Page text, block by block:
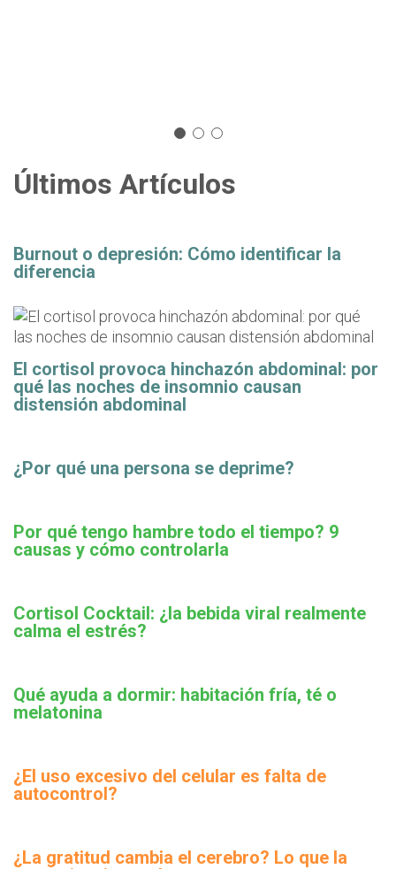
Últimos Artículos
Burnout o depresión: Cómo identificar la
diferencia
El cortisol provoca hinchazón abdominal: por
qué las noches de insomnio causan
distensión abdominal
¿Por qué una persona se deprime?
Por qué tengo hambre todo el tiempo? 9
causas y cómo controlarla
Cortisol Cocktail: ¿la bebida viral realmente
calma el estrés?
Qué ayuda a dormir: habitación fría, té o
melatonina
¿El uso excesivo del celular es falta de
autocontrol?
¿La gratitud cambia el cerebro? Lo que la